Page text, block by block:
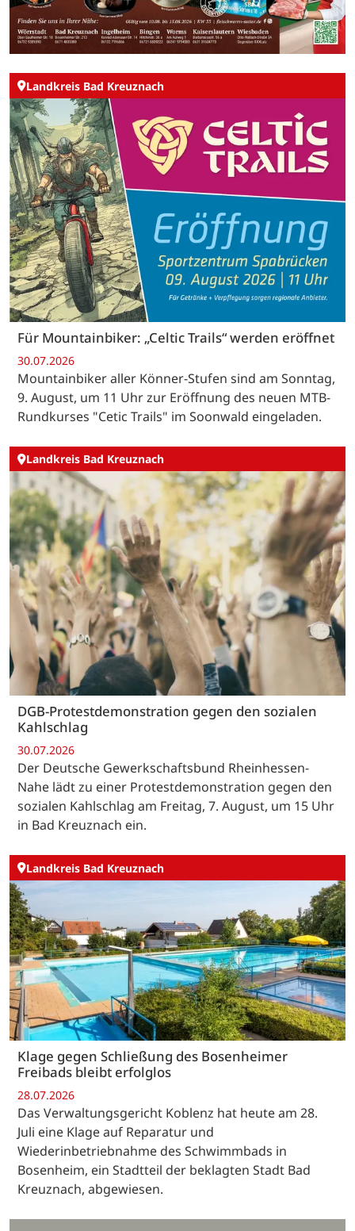
Landkreis Bad Kreuznach
Für Mountainbiker: „Celtic Trails“ werden eröffnet
30.07.2026
Mountainbiker aller Könner-Stufen sind am Sonntag,
9. August, um 11 Uhr zur Eröffnung des neuen MTB-
Rundkurses "Cetic Trails" im Soonwald eingeladen.
Landkreis Bad Kreuznach
DGB-Protestdemonstration gegen den sozialen
Kahlschlag
30.07.2026
Der Deutsche Gewerkschaftsbund Rheinhessen-
Nahe lädt zu einer Protestdemonstration gegen den
sozialen Kahlschlag am Freitag, 7. August, um 15 Uhr
in Bad Kreuznach ein.
Landkreis Bad Kreuznach
Klage gegen Schließung des Bosenheimer
Freibads bleibt erfolglos
28.07.2026
Das Verwaltungsgericht Koblenz hat heute am 28.
Juli eine Klage auf Reparatur und
Wiederinbetriebnahme des Schwimmbads in
Bosenheim, ein Stadtteil der beklagten Stadt Bad
Kreuznach, abgewiesen.